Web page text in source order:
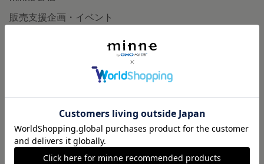
販売支援企画・イベント
minneとものづくりと
minneの本
企業の方へ